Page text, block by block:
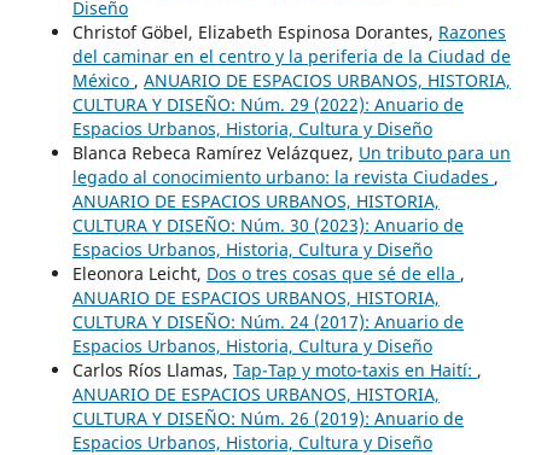
Diseño
Christof Göbel, Elizabeth Espinosa Dorantes, Razones
del caminar en el centro y la periferia de la Ciudad de
México , ANUARIO DE ESPACIOS URBANOS, HISTORIA,
CULTURA Y DISEÑO: Núm. 29 (2022): Anuario de
Espacios Urbanos, Historia, Cultura y Diseño
Blanca Rebeca Ramírez Velázquez, Un tributo para un
legado al conocimiento urbano: la revista Ciudades ,
ANUARIO DE ESPACIOS URBANOS, HISTORIA,
CULTURA Y DISEÑO: Núm. 30 (2023): Anuario de
Espacios Urbanos, Historia, Cultura y Diseño
Eleonora Leicht, Dos o tres cosas que sé de ella ,
ANUARIO DE ESPACIOS URBANOS, HISTORIA,
CULTURA Y DISEÑO: Núm. 24 (2017): Anuario de
Espacios Urbanos, Historia, Cultura y Diseño
Carlos Ríos Llamas, Tap-Tap y moto-taxis en Haití: ,
ANUARIO DE ESPACIOS URBANOS, HISTORIA,
CULTURA Y DISEÑO: Núm. 26 (2019): Anuario de
Espacios Urbanos, Historia, Cultura y Diseño